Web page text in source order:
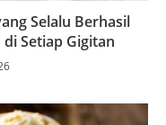
Selalu Berhasil
Setiap Gigitan